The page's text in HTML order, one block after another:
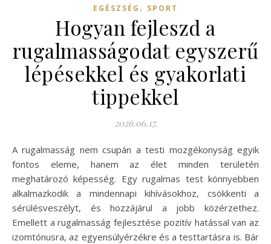
EGÉSZSÉG , SPORT
Hogyan fejleszd a
rugalmasságodat egyszerű
lépésekkel és gyakorlati
tippekkel
2026.06.17.
A rugalmasság nem csupán a testi mozgékonyság egyik
fontos eleme, hanem az élet minden területén
meghatározó képesség. Egy rugalmas test könnyebben
alkalmazkodik a mindennapi kihívásokhoz, csökkenti a
sérülésveszélyt, és hozzájárul a jobb közérzethez.
Emellett a rugalmasság fejlesztése pozitív hatással van az
izomtónusra, az egyensúlyérzékre és a testtartásra is. Bár